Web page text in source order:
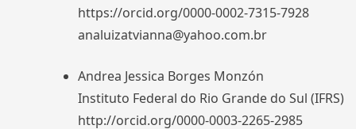
https://orcid.org/0000-0002-7315-7928
analuizatvianna@yahoo.com.br
Andrea Jessica Borges Monzón
Instituto Federal do Rio Grande do Sul (IFRS)
http://orcid.org/0000-0003-2265-2985